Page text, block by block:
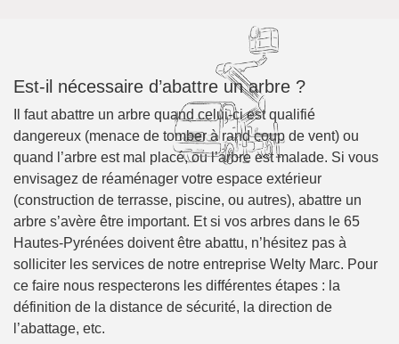
Est-il nécessaire d’abattre un arbre ?
Il faut abattre un arbre quand celui-ci est qualifié
dangereux (menace de tomber à rand coup de vent) ou
quand l’arbre est mal placé, ou l’arbre est malade. Si vous
envisagez de réaménager votre espace extérieur
(construction de terrasse, piscine, ou autres), abattre un
arbre s’avère être important. Et si vos arbres dans le 65
Hautes-Pyrénées doivent être abattu, n’hésitez pas à
solliciter les services de notre entreprise Welty Marc. Pour
ce faire nous respecterons les différentes étapes : la
définition de la distance de sécurité, la direction de
l’abattage, etc.